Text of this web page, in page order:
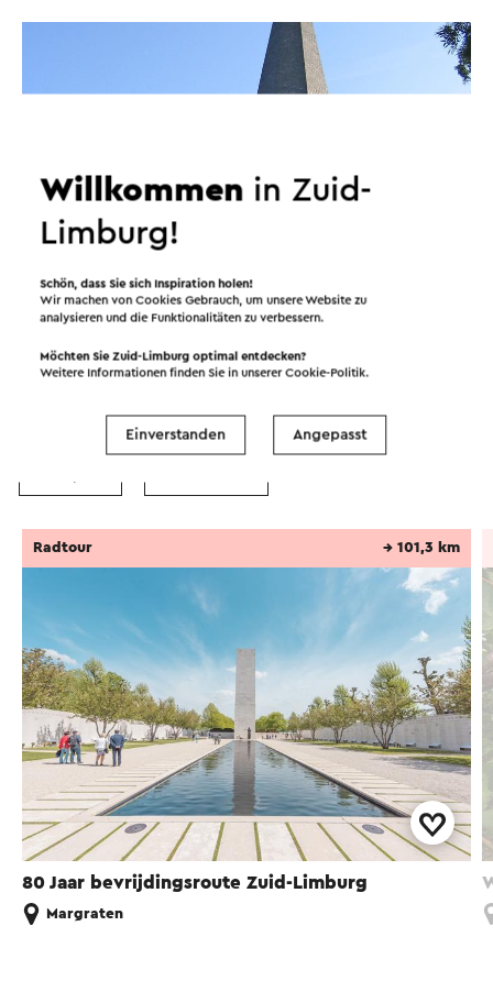
Routen in der Region
Radfahren Mountainbike Wandern
80 Jaar bevrijdingsroute Zuid-Limburg
Radtour → 101,3 km
Margraten
Willkommen in Zuid-
Limburg!
Schön, dass Sie sich Inspiration holen!
Wir machen von Cookies Gebrauch, um unsere Website zu
analysieren und die Funktionalitäten zu verbessern.
Möchten Sie Zuid-Limburg optimal entdecken?
Weitere Informationen finden Sie in unsererCookie-Politik.
Einverstanden Angepasst